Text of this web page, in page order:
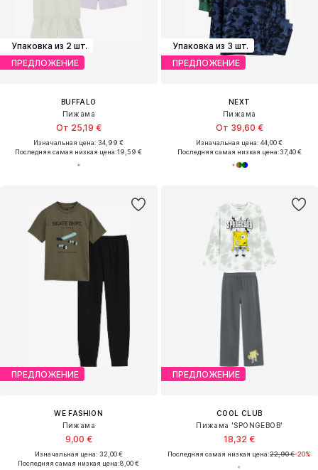
Упаковка из 2 шт.
ПРЕДЛОЖЕНИЕ
BUFFALO
Пижама
От 25,19 €
Изначальная цена: 34,99 €
Последняя самая низкая цена:19,59 €
Упаковка из 3 шт.
ПРЕДЛОЖЕНИЕ
NEXT
Пижама
От 39,60 €
Изначальная цена: 44,00 €
Последняя самая низкая цена:37,40 €
ПРЕДЛОЖЕНИЕ
WE FASHION
Пижама
9,00 €
Изначальная цена: 32,00 €
Последняя самая низкая цена:8,00 €
ПРЕДЛОЖЕНИЕ
COOL CLUB
Пижама 'SPONGEBOB'
18,32 €
Последняя самая низкая цена:22,90 €-20%